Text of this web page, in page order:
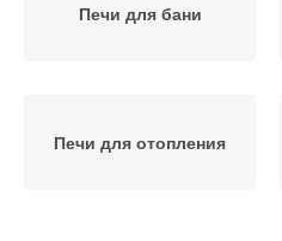
Печи для бани
Печи для отопления